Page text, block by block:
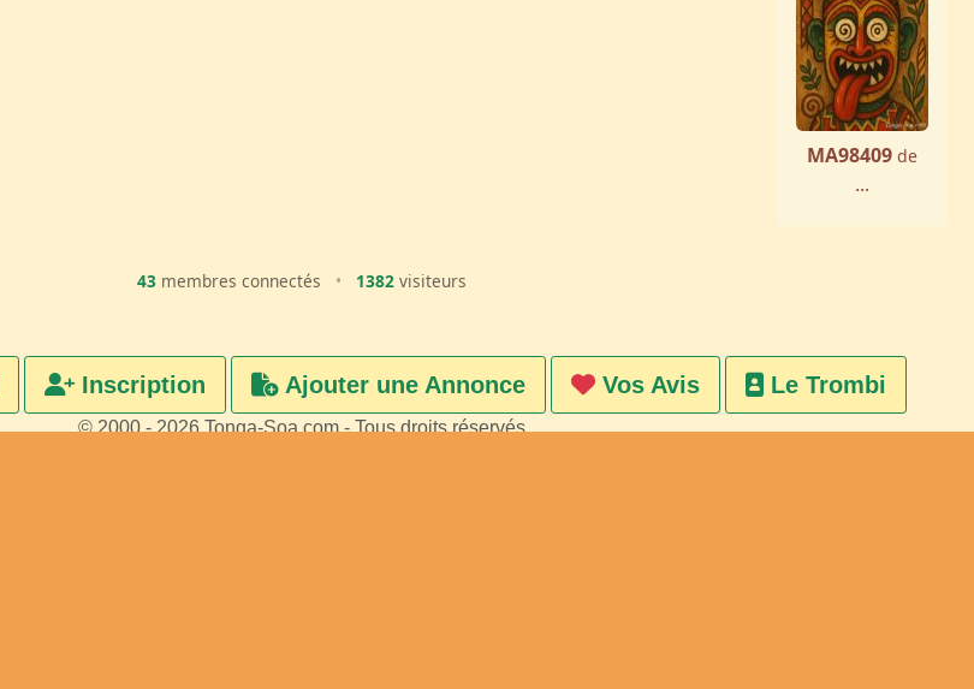
MA98409 de
...
43 membres connectés • 1382 visiteurs
Inscription Ajouter une Annonce Vos Avis Le Trombi
© 2000 - 2026 Tonga-Soa.com - Tous droits réservés